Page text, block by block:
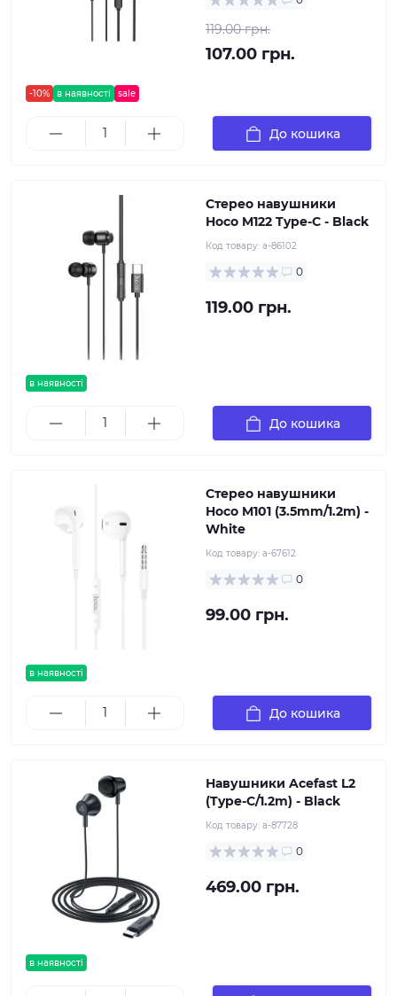
-10% в наявності sale
119.00 грн.
107.00 грн.
До кошика
в наявності
Стерео навушники
Hoco M122 Type-C - Black
Код товару: a-86102
0
119.00 грн.
До кошика
в наявності
Стерео навушники
Hoco M101 (3.5mm/1.2m) -
White
Код товару: a-67612
0
99.00 грн.
До кошика
в наявності
Навушники Acefast L2
(Type-C/1.2m) - Black
Код товару: a-87728
0
469.00 грн.